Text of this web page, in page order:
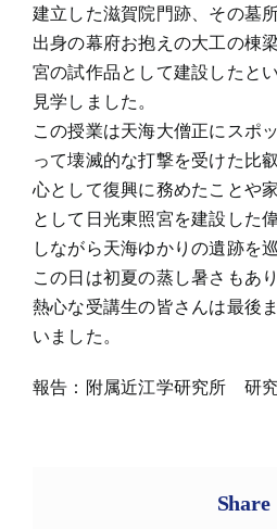
建立した滋賀院門跡、その墓
出身の幕府お抱えの大工の棟
宮の試作品として建設したと
見学しました。
この授業は天海大僧正にスポ
って壊滅的な打撃を受けた比
心として復興に務めたことや
として日光東照宮を建設した
しながら天海ゆかりの遺跡を
この日は初夏の蒸し暑さもあ
熱心な受講生の皆さんは最後
いました。
報告：附属近江学研究所 研
Share